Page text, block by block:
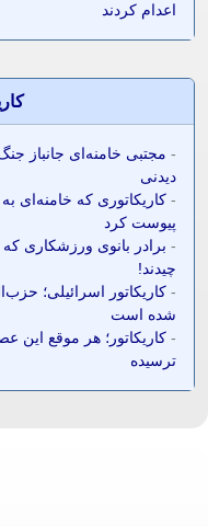
اعدام کردند
- مجتبی خامنه‌ای جانباز
دیدنی
- کاریکاتوری که خامنه‌ای
پیوست کرد
- برادر بانوی ورزشکاری
چیدند!
- کاریکاتور اسرائیلی؛
شده است
- کاریکاتور؛ هر موقع این
ترسیده